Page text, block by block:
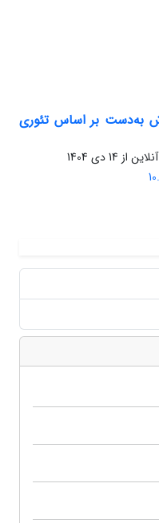
به‌دست بر اساس تئوری
از 14 دی 1404